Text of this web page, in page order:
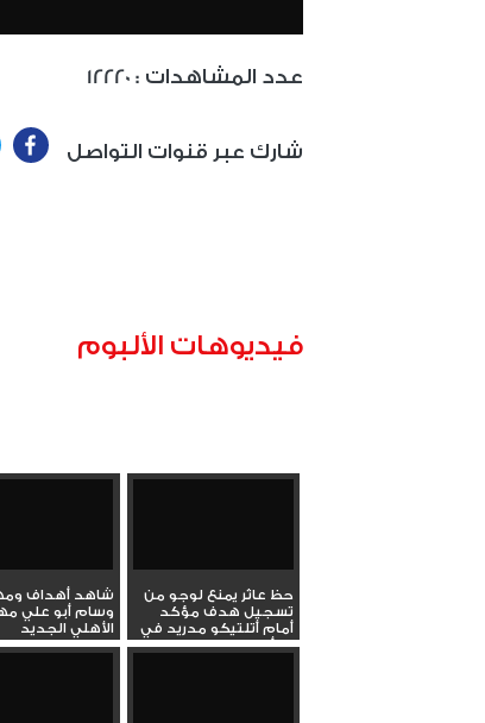
12220 : عدد المشاهدات
شارك عبر قنوات التواصل
فيديوهات الألبوم
حظ عاثر يمنع لوجو من
تسجيل هدف مؤكد
أمام أتلتيكو مدريد في
كأس ملك...
شاهد أهداف
وسام أبو علي
الأهلي الجديد